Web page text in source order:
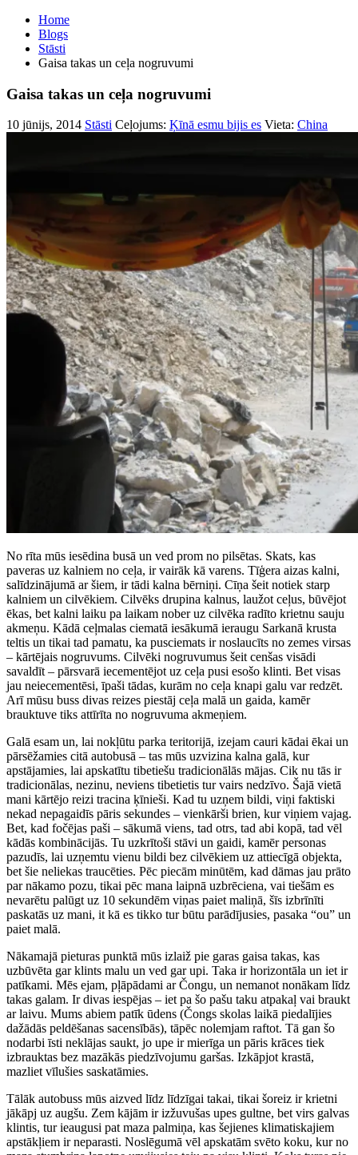
Home
Blogs
Stāsti
Gaisa takas un ceļa nogruvumi
Gaisa takas un ceļa nogruvumi
10 jūnijs, 2014 Stāsti Ceļojums: Ķīnā esmu bijis es Vieta: China
No rīta mūs iesēdina busā un ved prom no pilsētas. Skats, kas
paveras uz kalniem no ceļa, ir vairāk kā varens. Tīģera aizas kalni,
salīdzinājumā ar šiem, ir tādi kalna bērniņi. Cīņa šeit notiek starp
kalniem un cilvēkiem. Cilvēks drupina kalnus, laužot ceļus, būvējot
ēkas, bet kalni laiku pa laikam nober uz cilvēka radīto krietnu sauju
akmeņu. Kādā ceļmalas ciematā iesākumā ieraugu Sarkanā krusta
teltis un tikai tad pamatu, ka pusciemats ir noslaucīts no zemes virsas
– kārtējais nogruvums. Cilvēki nogruvumus šeit cenšas visādi
savaldīt – pārsvarā iecementējot uz ceļa pusi esošo klinti. Bet visas
jau neiecementēsi, īpaši tādas, kurām no ceļa knapi galu var redzēt.
Arī mūsu buss divas reizes piestāj ceļa malā un gaida, kamēr
brauktuve tiks attīrīta no nogruvuma akmeņiem.
Galā esam un, lai nokļūtu parka teritorijā, izejam cauri kādai ēkai un
pārsēžamies citā autobusā – tas mūs uzvizina kalna galā, kur
apstājamies, lai apskatītu tibetiešu tradicionālās mājas. Cik nu tās ir
tradicionālas, nezinu, neviens tibetietis tur vairs nedzīvo. Šajā vietā
mani kārtējo reizi tracina ķīnieši. Kad tu uzņem bildi, viņi faktiski
nekad nepagaidīs pāris sekundes – vienkārši brien, kur viņiem vajag.
Bet, kad fočējas paši – sākumā viens, tad otrs, tad abi kopā, tad vēl
kādās kombinācijās. Tu uzkrītoši stāvi un gaidi, kamēr personas
pazudīs, lai uzņemtu vienu bildi bez cilvēkiem uz attiecīgā objekta,
bet šie neliekas traucēties. Pēc piecām minūtēm, kad dāmas jau prāto
par nākamo pozu, tikai pēc mana laipnā uzbrēciena, vai tiešām es
nevarētu palūgt uz 10 sekundēm viņas paiet maliņā, šīs izbrīnīti
paskatās uz mani, it kā es tikko tur būtu parādījusies, pasaka “ou” un
paiet malā.
Nākamajā pieturas punktā mūs izlaiž pie garas gaisa takas, kas
uzbūvēta gar klints malu un ved gar upi. Taka ir horizontāla un iet ir
patīkami. Mēs ejam, pļāpādami ar Čongu, un nemanot nonākam līdz
takas galam. Ir divas iespējas – iet pa šo pašu taku atpakaļ vai braukt
ar laivu. Mums abiem patīk ūdens (Čongs skolas laikā piedalījies
dažādās peldēšanas sacensībās), tāpēc nolemjam raftot. Tā gan šo
nodarbi īsti neklājas saukt, jo upe ir mierīga un pāris krāces tiek
izbrauktas bez mazākās piedzīvojumu garšas. Izkāpjot krastā,
mazliet vīlušies saskatāmies.
Tālāk autobuss mūs aizved līdz līdzīgai takai, tikai šoreiz ir krietni
jākāpj uz augšu. Zem kājām ir izžuvušas upes gultne, bet virs galvas
klintis, tur ieaugusi pat maza palmiņa, kas šejienes klimatiskajiem
apstākļiem ir neparasti. Noslēgumā vēl apskatām svēto koku, kur no